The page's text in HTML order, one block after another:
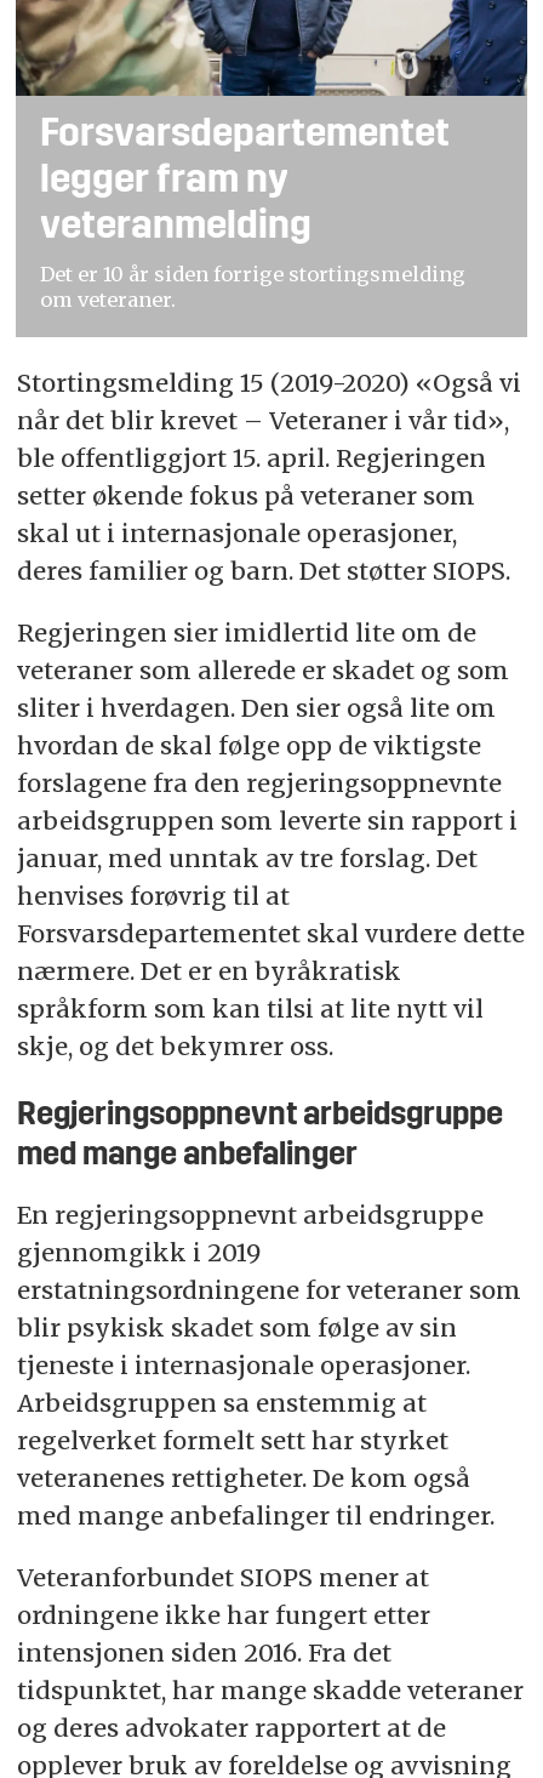
Forsvarsdepartementet
legger fram ny
veteranmelding
Det er 10 år siden forrige stortingsmelding
om veteraner.
Stortingsmelding 15 (2019-2020) «Også vi
når det blir krevet – Veteraner i vår tid»,
ble offentliggjort 15. april. Regjeringen
setter økende fokus på veteraner som
skal ut i internasjonale operasjoner,
deres familier og barn. Det støtter SIOPS.
Regjeringen sier imidlertid lite om de
veteraner som allerede er skadet og som
sliter i hverdagen. Den sier også lite om
hvordan de skal følge opp de viktigste
forslagene fra den regjeringsoppnevnte
arbeidsgruppen som leverte sin rapport i
januar, med unntak av tre forslag. Det
henvises forøvrig til at
Forsvarsdepartementet skal vurdere dette
nærmere. Det er en byråkratisk
språkform som kan tilsi at lite nytt vil
skje, og det bekymrer oss.
Regjeringsoppnevnt arbeidsgruppe
med mange anbefalinger
En regjeringsoppnevnt arbeidsgruppe
gjennomgikk i 2019
erstatningsordningene for veteraner som
blir psykisk skadet som følge av sin
tjeneste i internasjonale operasjoner.
Arbeidsgruppen sa enstemmig at
regelverket formelt sett har styrket
veteranenes rettigheter. De kom også
med mange anbefalinger til endringer.
Veteranforbundet SIOPS mener at
ordningene ikke har fungert etter
intensjonen siden 2016. Fra det
tidspunktet, har mange skadde veteraner
og deres advokater rapportert at de
opplever bruk av foreldelse og avvisning